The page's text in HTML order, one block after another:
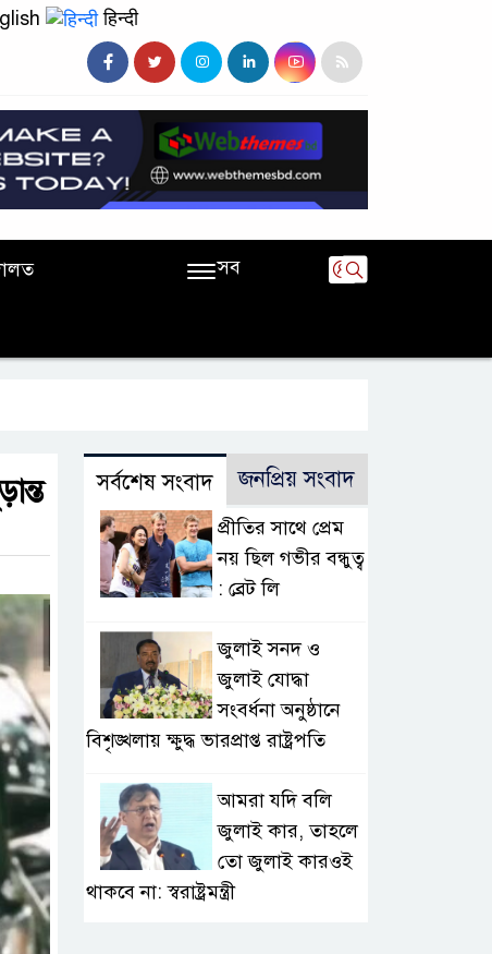
हिन्दी
সব
সর্বশেষ সংবাদ জনপ্রিয় সংবাদ
প্রীতির সাথে প্রেম
নয় ছিল গভীর বন্ধুত্ব
: ব্রেট লি
জুলাই সনদ ও
জুলাই যোদ্ধা
সংবর্ধনা অনুষ্ঠানে
বিশৃঙ্খলায় ক্ষুদ্ধ ভারপ্রাপ্ত রাষ্ট্রপতি
আমরা যদি বলি
জুলাই কার, তাহলে
তো জুলাই কারওই
থাকবে না: স্বরাষ্ট্রমন্ত্রী